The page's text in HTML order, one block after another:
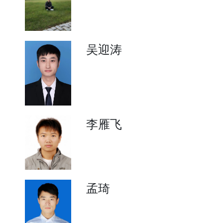
吴迎涛
李雁飞
孟琦